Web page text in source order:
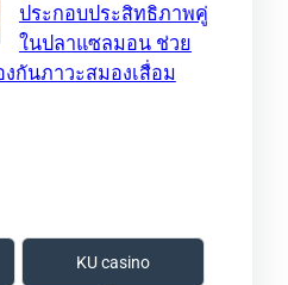
ประกอบประสิทธิภาพคู่
ในปลาแซลมอน ช่วย
กันภาวะสมองเสื่อม
KU casino